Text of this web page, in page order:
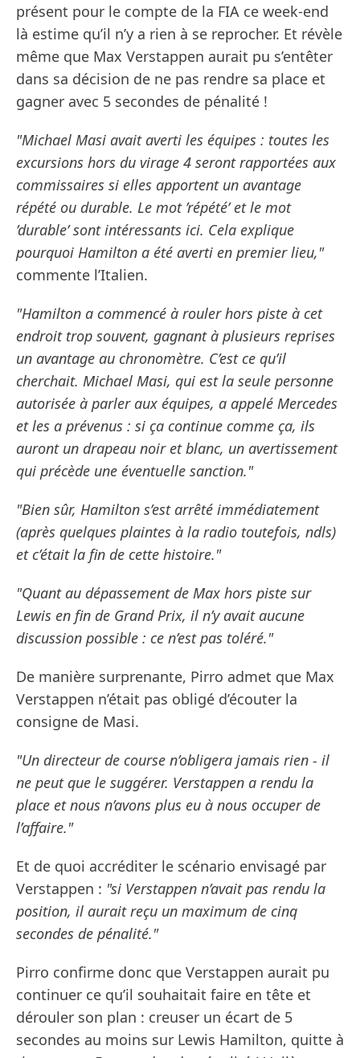
présent pour le compte de la FIA ce week-end
là estime qu’il n’y a rien à se reprocher. Et révèle
même que Max Verstappen aurait pu s’entêter
dans sa décision de ne pas rendre sa place et
gagner avec 5 secondes de pénalité !
"Michael Masi avait averti les équipes : toutes les
excursions hors du virage 4 seront rapportées aux
commissaires si elles apportent un avantage
répété ou durable. Le mot ’répété’ et le mot
’durable’ sont intéressants ici. Cela explique
pourquoi Hamilton a été averti en premier lieu,"
commente l’Italien.
"Hamilton a commencé à rouler hors piste à cet
endroit trop souvent, gagnant à plusieurs reprises
un avantage au chronomètre. C’est ce qu’il
cherchait. Michael Masi, qui est la seule personne
autorisée à parler aux équipes, a appelé Mercedes
et les a prévenus : si ça continue comme ça, ils
auront un drapeau noir et blanc, un avertissement
qui précède une éventuelle sanction."
"Bien sûr, Hamilton s’est arrêté immédiatement
(après quelques plaintes à la radio toutefois, ndls)
et c’était la fin de cette histoire."
"Quant au dépassement de Max hors piste sur
Lewis en fin de Grand Prix, il n’y avait aucune
discussion possible : ce n’est pas toléré."
De manière surprenante, Pirro admet que Max
Verstappen n’était pas obligé d’écouter la
consigne de Masi.
"Un directeur de course n’obligera jamais rien - il
ne peut que le suggérer. Verstappen a rendu la
place et nous n’avons plus eu à nous occuper de
l’affaire."
Et de quoi accréditer le scénario envisagé par
Verstappen : "si Verstappen n’avait pas rendu la
position, il aurait reçu un maximum de cinq
secondes de pénalité."
Pirro confirme donc que Verstappen aurait pu
continuer ce qu’il souhaitait faire en tête et
dérouler son plan : creuser un écart de 5
secondes au moins sur Lewis Hamilton, quitte à